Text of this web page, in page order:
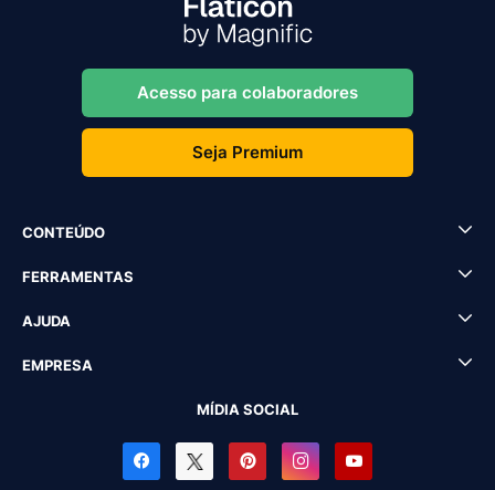
Acesso para colaboradores
Seja Premium
CONTEÚDO
FERRAMENTAS
AJUDA
EMPRESA
MÍDIA SOCIAL